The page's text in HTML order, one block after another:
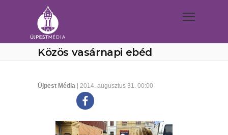
Közös vasárnapi ebéd
Újpest Média | 2014. augusztus 31. 00:00